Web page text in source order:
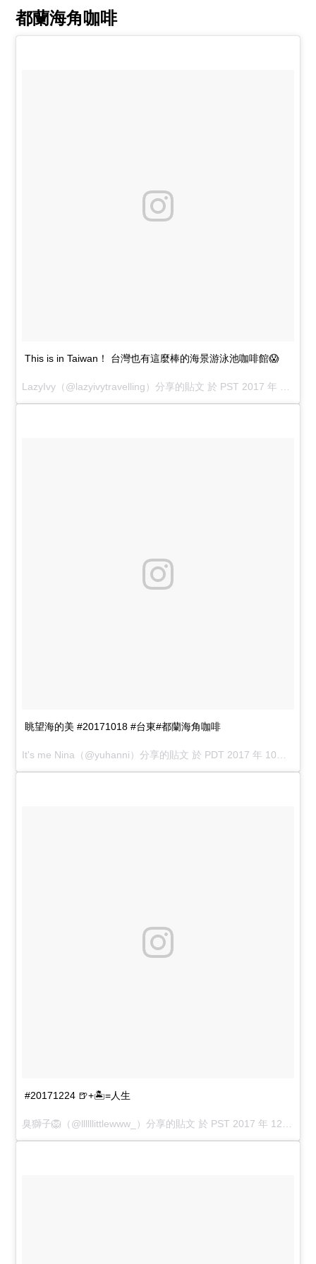
都蘭海角咖啡
This is in Taiwan！ 台灣也有這麼棒的海景游泳池咖啡館😱
LazyIvy （@lazyivytravelling）分享的貼文 於 PST 2017 年 12月 月 3 日 10:02 上午
眺望海的美 #20171018 #台東#都蘭海角咖啡
It's me Nina （@yuhanni）分享的貼文 於 PDT 2017 年 10月 月 18 日 4:06 上午
#20171224 🍺+🏝=人生
臭獅子🦁️ （@llllllittlewww_）分享的貼文 於 PST 2017 年 12月 月 23 日 1:12 上午